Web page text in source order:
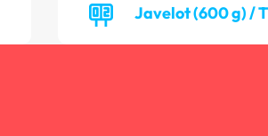
Javelot (600 g) /